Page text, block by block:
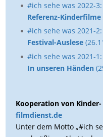
#ich sehe was 2022-3:
Referenz-Kinderfilme
#ich sehe was 2021-2:
Festival-Auslese
#ich sehe was 2021-1:
In unseren Händen
Kooperation von
filmdienst.de
Unter dem Motto „#ich